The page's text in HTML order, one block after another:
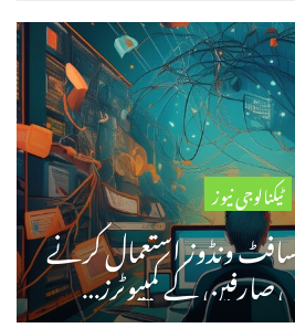
ٹیکنالوجی نیوز
ونڈوز استعمال کرنے
کے کمپیوٹرز…